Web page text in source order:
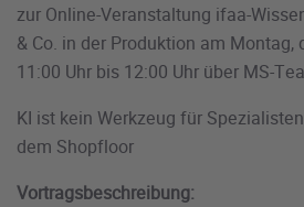
zur Online-Veranstaltung ifaa-
& Co. in der Produktion am Montag,
11:00 Uhr bis 12:00 Uhr über MS-
KI ist kein Werkzeug für
dem Shopfloor
Vortragsbeschreibung: